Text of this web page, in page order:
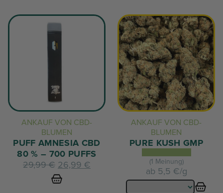
ANKAUF VON CBD-
BLUMEN
PUFF AMNESIA CBD
80 % – 700 PUFFS
29,99€ Der
ursprüngliche
Preis
26,99 €
ANKAUF VON CBD-
BLUMEN
PURE KUSH GMP
(1 Meinung)
ab 5,5 €/g